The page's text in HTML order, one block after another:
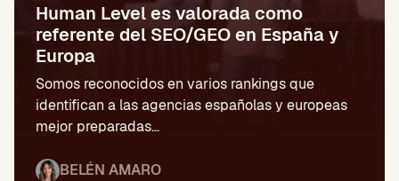
Human Level es valorada como
referente del SEO/GEO en España y
Europa
Somos reconocidos en varios rankings que
identifican a las agencias españolas y europeas
mejor preparadas...
BELÉN AMARO